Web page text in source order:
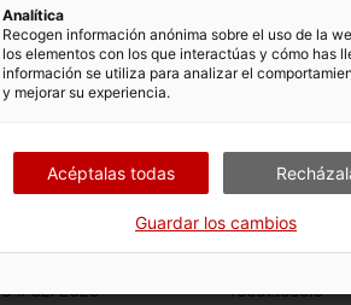
fusta / ferro / metall / zinc / vidre
baquelita
Area temática
Fecha de ingreso
04/02/2025
Forma de
recol.lecció
Analítica
Recogen información anónima sobre el uso de la
los elementos con los que interactúas y cómo has
información se utiliza para analizar el
y mejorar su experiencia.
Acéptalas todas
Guardar los cambios